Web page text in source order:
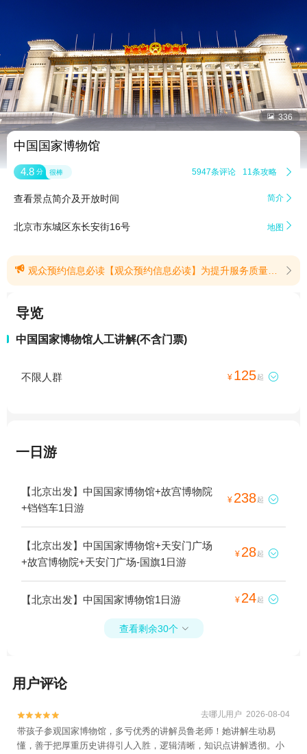
 336
中国国家博物馆
4.8 分 很棒 5947条评论 11条攻略 
查看景点简介及开放时间 简介 
北京市东城区东长安街16号 地图 
 观众预约信息必读【观众预约信息必读】为提升服务质量、保护文物安全，本馆实行预约参观制度。请您阅读如下须知，明晰预约流程､参观规则及相关注意事项。祝您参观愉快！一、开放时间：本馆每日9:00-17:00(16:00停止入馆），周一闭馆（法定节假日除外）｡观众需求高峰期6月1日至10月31日延长开放至17:30(16:30停止入馆）｡二、预约规则：1.观众须使用有效身份证件完成预约账号实名认证后进行免费预约｡未满14周岁（含）的未成年人，须由成年人代为预约，并与预约人同步核验入馆｡2.每个账号每周最多预约1次，每次最多预约5人；至多添加10个常用联系人，且添加后30天内不可变更。同一证件号每月最多预约4次，每天仅可预约1次。3.预约后退票仍计入预约次数。每个证件号累积3次未履约将被限制预约30日｡用户自行注销账号后，该账号30日内将无法再次登录和重新注册｡三、预约渠道：观众可提前7日内在国家博物馆官网､国家博物馆官方预约小程序､微信小程序和微信公众号预约｡每日分为9:00-11:00､11:00-13:30､13:30-16:00（6月1日—10月31日第三时段为13:30-16:30）三个预约入馆时段，预约放票时间为每日17:00，退票截止时间为参观当日15:00｡预约成功后，系统自动发送预约成功消息通知，请妥善保存｡四、核验方式：观众凭本人预约证件原件和预约成功信息，按预约时段从北门观众参观入口有序排队核验入馆，未预约､身份证件信息不符及错过预约时段的观众将无法核验入馆｡60周岁（含）以上老人以及残障人士､现役军人､退役军人､军烈属、消防救援人员，凭本人预约证件原件､预约成功信息和优待证件，在所预约时段内从北门绿色通道核验入馆｡五、本预约须知自2025年8月1日起实施｡(提示有效期2025/11/3至2026/12/31) 
导览
中国国家博物馆人工讲解(不含门票)
不限人群 ¥ 125起 
一日游
【北京出发】中国国家博物馆+故宫博物院
+铛铛车1日游
¥ 238起 
【北京出发】中国国家博物馆+天安门广场
+故宫博物院+天安门广场-国旗1日游
¥ 28起 
【北京出发】中国国家博物馆1日游 ¥ 24起 
查看剩余30个 
用户评论

 去哪儿用户 2026-08-04
带孩子参观国家博物馆，多亏优秀的讲解员鲁老师！她讲解生动易
懂，善于把厚重历史讲得引人入胜，逻辑清晰，知识点讲解透彻。小